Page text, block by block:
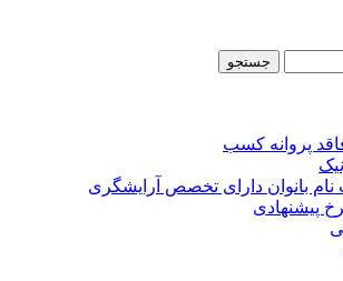
جستجو
پروانه کسب
نام بانوان دارای تخصص آرایشگری
پیشنهادی